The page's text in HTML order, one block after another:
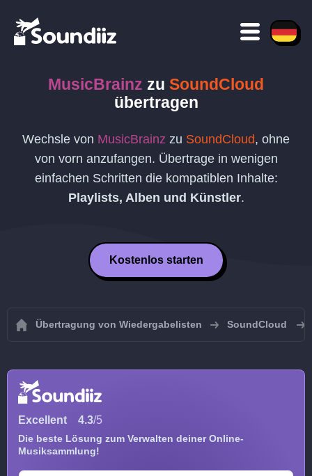
MusicBrainz zu SoundCloud
übertragen
Wechsle von MusicBrainz zu SoundCloud, ohne
von vorn anzufangen. Übertrage in wenigen
einfachen Schritten die kompatiblen Inhalte:
Playlists, Alben und Künstler.
Kostenlos starten
Übertragung von Wiedergabelisten SoundCloud
Excellent 4.3/5
Die beste Lösung zum Verwalten deiner Online-
Musiksammlung!